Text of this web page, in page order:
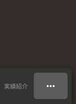
実績紹介